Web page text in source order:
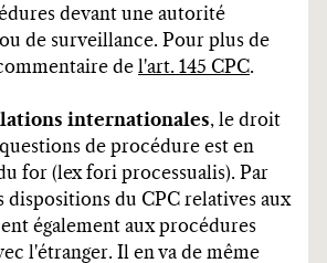
devant une autorité
de surveillance. Pour plus de
de l'art. 145 CPC.
internationales, le droit
de procédure est en
for (lex fori processualis). Par
dispositions du CPC relatives aux
également aux procédures
l'étranger. Il en va de même